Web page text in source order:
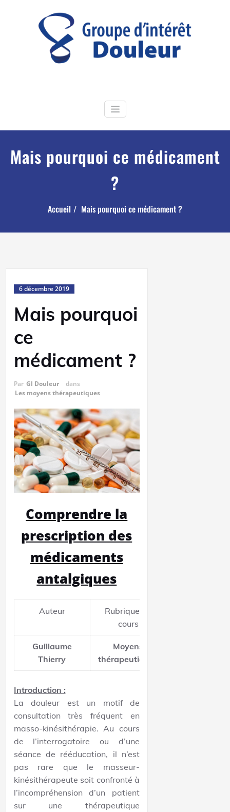
Mais pourquoi ce médicament
?
Accueil Mais pourquoi ce médicament ?
6 décembre 2019
Mais pourquoi
ce
médicament ?
Par GI Douleur
dans
Les moyens thérapeutiques
Comprendre la
prescription des
médicaments
antalgiques
Auteur
Rubrique de
cours
Guillaume
Thierry
Moyens
thérapeutiques
Introduction :
La douleur est un motif de
consultation très fréquent en
masso-kinésithérapie. Au cours
de l’interrogatoire ou d’une
séance de rééducation, il n’est
pas rare que le masseur-
kinésithérapeute soit confronté à
l’incompréhension d’un patient
sur une thérapeutique